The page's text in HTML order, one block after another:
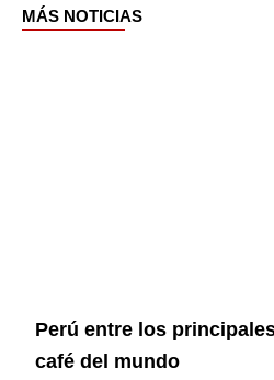
MÁS NOTICIAS
Perú entre los
café del mundo